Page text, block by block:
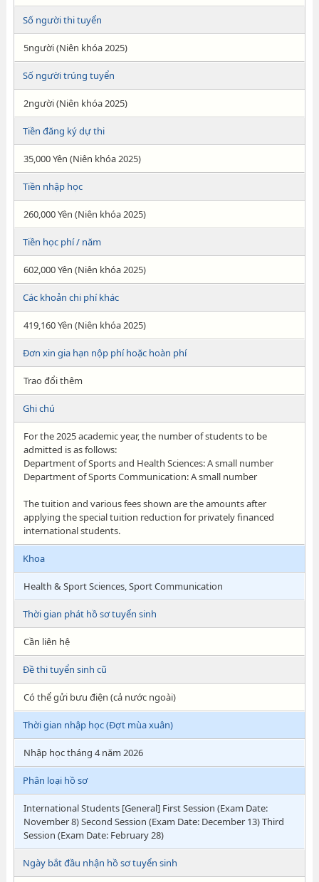
Số người thi tuyển
5người (Niên khóa 2025)
Số người trúng tuyển
2người (Niên khóa 2025)
Tiền đăng ký dự thi
35,000 Yên (Niên khóa 2025)
Tiền nhập học
260,000 Yên (Niên khóa 2025)
Tiền học phí / năm
602,000 Yên (Niên khóa 2025)
Các khoản chi phí khác
419,160 Yên (Niên khóa 2025)
Đơn xin gia hạn nộp phí hoặc hoàn phí
Trao đổi thêm
Ghi chú
For the 2025 academic year, the number of students to be
admitted is as follows:
Department of Sports and Health Sciences: A small number
Department of Sports Communication: A small number
The tuition and various fees shown are the amounts after
applying the special tuition reduction for privately financed
international students.
Khoa
Health & Sport Sciences, Sport Communication
Thời gian phát hồ sơ tuyển sinh
Cần liên hệ
Đề thi tuyển sinh cũ
Có thể gửi bưu điện (cả nước ngoài)
Thời gian nhập học (Đợt mùa xuân)
Nhập học tháng 4 năm 2026
Phân loại hồ sơ
International Students [General] First Session (Exam Date:
November 8) Second Session (Exam Date: December 13) Third
Session (Exam Date: February 28)
Ngày bắt đầu nhận hồ sơ tuyển sinh